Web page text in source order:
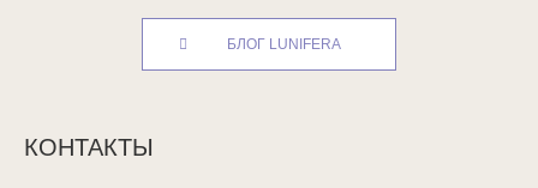
БЛОГ LUNIFERA
КОНТАКТЫ